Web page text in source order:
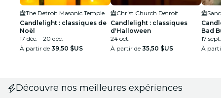
The Detroit Masonic Temple
Candlelight : classiques de
Noël
17 déc. - 20 déc.
À partir de 39,50 $US
Christ Church Detroit
Candlelight : classiques
d'Halloween
24 oct.
À partir de 35,50 $US
Bad
17
À
Découvre nos meilleures expériences